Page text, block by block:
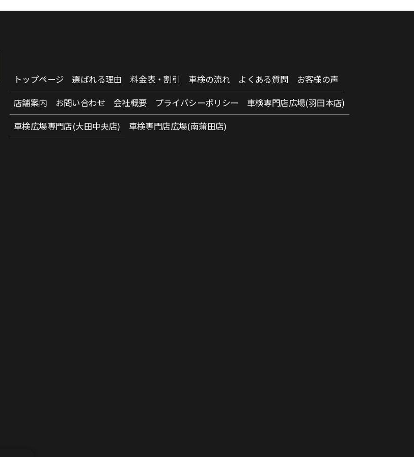
トップページ 選ばれる理由 料金表・割引 車検の流れ よくある質問
お客様の声
店舗案内
お問い合わせ 会社概要 プライバシーポリシー
車検専門店広場(羽田本店)
車検広場専門店(大田中央店)
車検専門店広場(南蒲田店)